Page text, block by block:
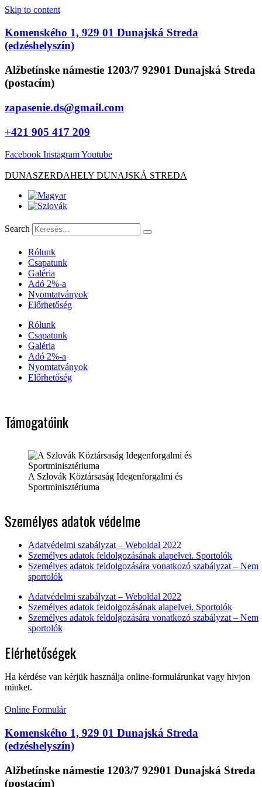
Skip to content
Komenského 1, 929 01 Dunajská Streda
(edzéshelyszín)
Alžbetínske námestie 1203/7 92901 Dunajská Streda
(postacím)
zapasenie.ds@gmail.com
+421 905 417 209
Facebook InstagramYoutube
DUNASZERDAHELY DUNAJSKÁ STREDA
Search
Rólunk
Csapatunk
Galéria
Adó 2%-a
Nyomtatványok
Előrhetőség
Rólunk
Csapatunk
Galéria
Adó 2%-a
Nyomtatványok
Előrhetőség
Támogatóink
A Szlovák Köztársaság Idegenforgalmi és
Sportminisztériuma
Személyes adatok védelme
Adatvédelmi szabályzat – Weboldal 2022
Személyes adatok feldolgozásának alapelvei. Sportolók
Személyes adatok feldolgozására vonatkozó szabályzat – Nem
sportolók
Adatvédelmi szabályzat – Weboldal 2022
Személyes adatok feldolgozásának alapelvei. Sportolók
Személyes adatok feldolgozására vonatkozó szabályzat – Nem
sportolók
Elérhetőségek
Ha kérdése van kérjük használja online-formulárunkat vagy hivjon
minket.
Online Formulár
Komenského 1, 929 01 Dunajská Streda
(edzéshelyszín)
Alžbetínske námestie 1203/7 92901 Dunajská Streda
(postacím)